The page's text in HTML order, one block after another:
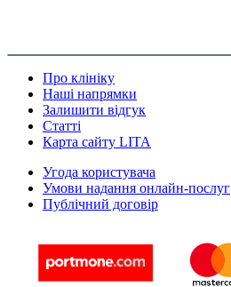
Про клініку
Наші напрямки
Залишити відгук
Статті
Карта сайту LITA
Угода користувача
Умови надання онлайн-послуг
Публічний договір